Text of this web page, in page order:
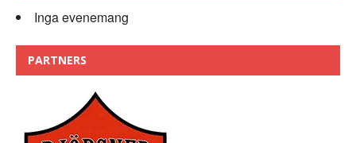
Inga evenemang
PARTNERS